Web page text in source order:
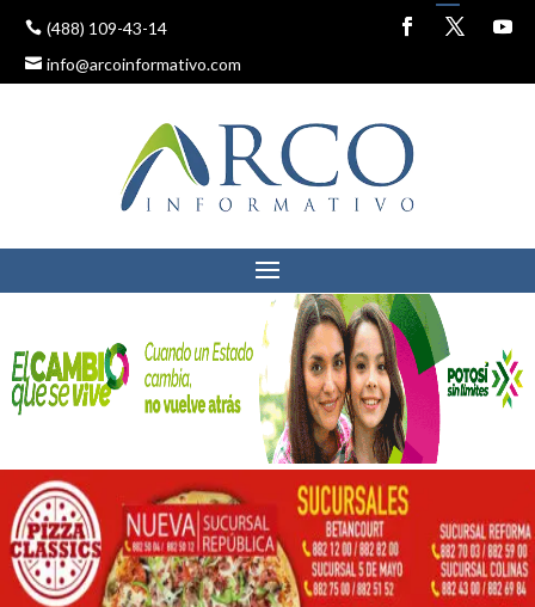
(488) 109-43-14
info@arcoinformativo.com
RESTAURA GOBIERNO
ÁREA DAÑADA EN
TANGAMANGA UNO
31 mayo, 2022